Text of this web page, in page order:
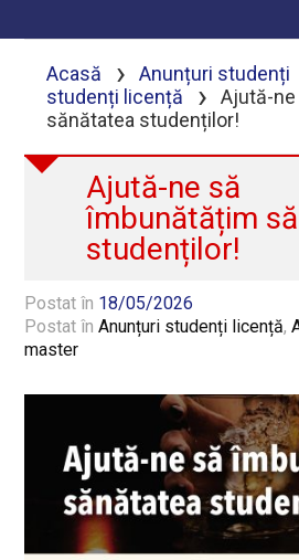
Acasă › Anunțuri studenți
studenți licență
›
Ajută-
sănătatea studenților!
Ajută-ne să
îmbunătățim
studenților!
Postat în 18/05/2026
Postat înAnunțuri studenți licență,
master